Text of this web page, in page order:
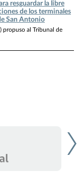
resguardar la libre
de los terminales
San Antonio
propuso al Tribunal de